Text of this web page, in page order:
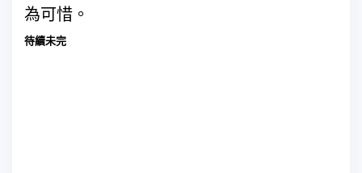
為可惜。
待續未完